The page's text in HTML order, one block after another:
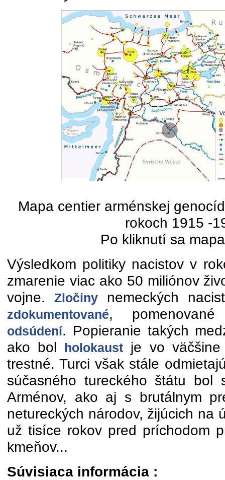
Mapa centier arménskej
rokoch 1915 -
Po kliknutí sa
Výsledkom politiky nacistov v
zmarenie viac ako 50 miliónov
vojne. Zločinynemeckých
zdokumentované,
odsúdení. Popieranie takých
ako bol
holokaust je vo väčšine
trestné. Turci však stále
súčasného tureckého štátu bol
Arménov, ako aj s brutálnym
netureckých národov, žijúcich na
už tisíce rokov pred príchodom
kmeňov...
Súvisiaca informácia :